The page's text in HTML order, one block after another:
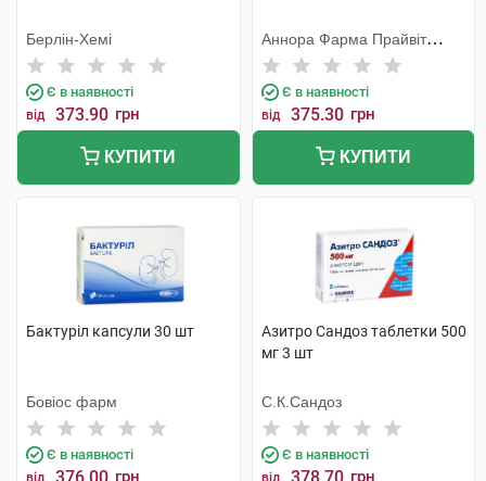
Берлін-Хемі
Є в наявності
від 373.90 грн
КУПИТИ
Аннора Фарма Прайвіт
Лімітед
Є в наявності
від 375.30 грн
КУПИТИ
Бактуріл капсули 30 шт
Бовіос фарм
Є в наявності
від грн
Азитро Сандоз таблетки 500
мг 3 шт
С.К.Сандоз
Є в наявності
від грн